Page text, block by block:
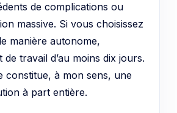
de complications ou
massive. Si vous choisissez
manière autonome,
travail d’au moins dix jours.
constitue, à mon sens, une
à part entière.